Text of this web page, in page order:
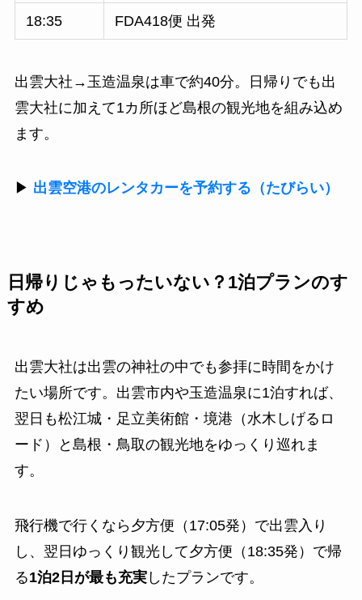
18:35 FDA418便 出発
出雲大社→玉造温泉は車で約40分。日帰りでも出
雲大社に加えて1カ所ほど島根の観光地を組み込め
ます。
▶ 出雲空港のレンタカーを予約する（たびらい）
日帰りじゃもったいない？1泊プランのす
すめ
出雲大社は出雲の神社の中でも参拝に時間をかけ
たい場所です。出雲市内や玉造温泉に1泊すれば、
翌日も松江城・足立美術館・境港（水木しげるロ
ード）と島根・鳥取の観光地をゆっくり巡れま
す。
飛行機で行くなら夕方便（17:05発）で出雲入り
し、翌日ゆっくり観光して夕方便（18:35発）で帰
る1泊2日が最も充実したプランです。